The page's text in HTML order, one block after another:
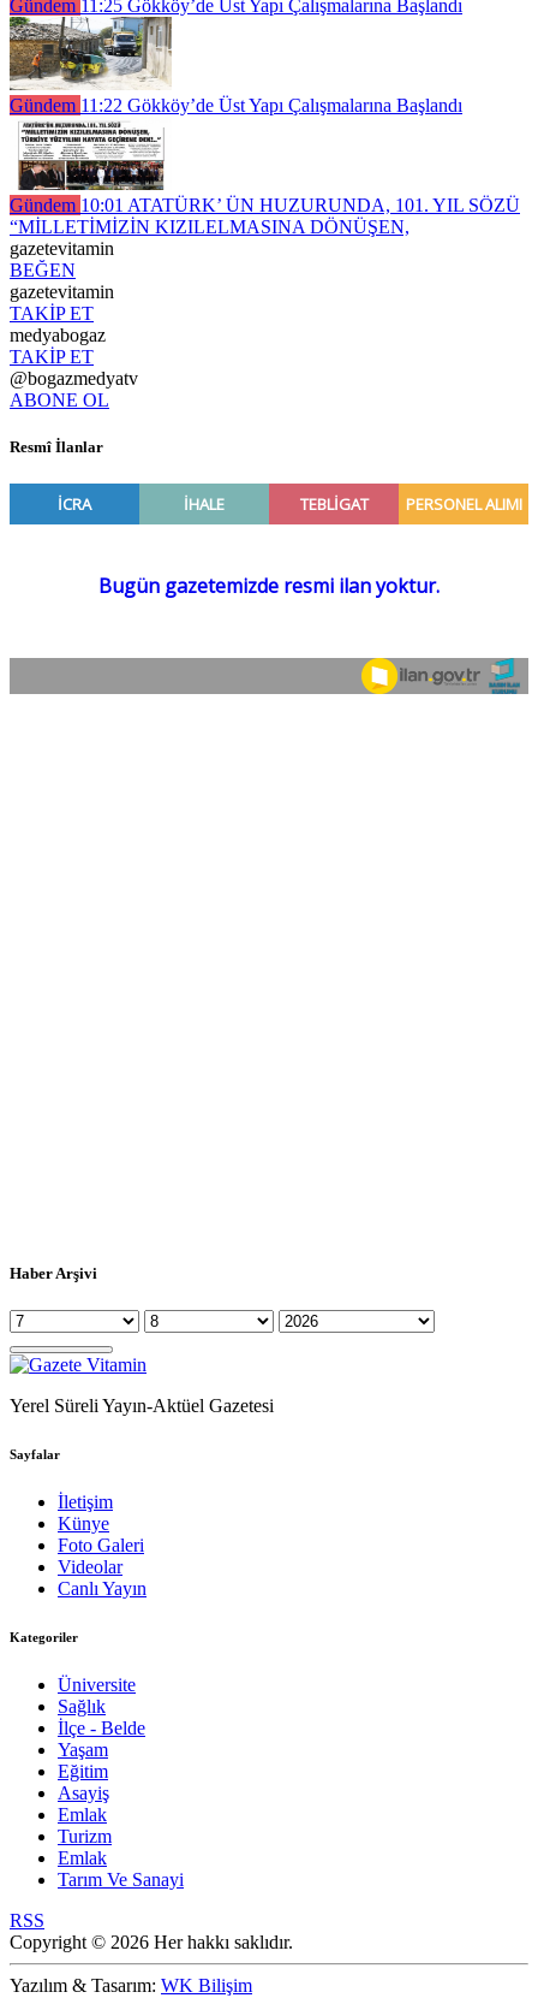
Gündem 11:25 Gökköy’de Üst Yapı Çalışmalarına Başlandı
Gündem 11:22 Gökköy’de Üst Yapı Çalışmalarına Başlandı
Gündem 10:01 ATATÜRK’ ÜN HUZURUNDA, 101. YIL SÖZÜ
“MİLLETİMİZİN KIZILELMASINA DÖNÜŞEN,
gazetevitamin
BEĞEN
gazetevitamin
TAKİP ET
medyabogaz
TAKİP ET
@bogazmedyatv
ABONE OL
Resmî İlanlar
Haber Arşivi
Yerel Süreli Yayın-Aktüel Gazetesi
Sayfalar
İletişim
Künye
Foto Galeri
Videolar
Canlı Yayın
Kategoriler
Üniversite
Sağlık
İlçe - Belde
Yaşam
Eğitim
Asayiş
Emlak
Turizm
Emlak
Tarım Ve Sanayi
RSS
Copyright © 2026 Her hakkı saklıdır.
Yazılım & Tasarım: WK Bilişim